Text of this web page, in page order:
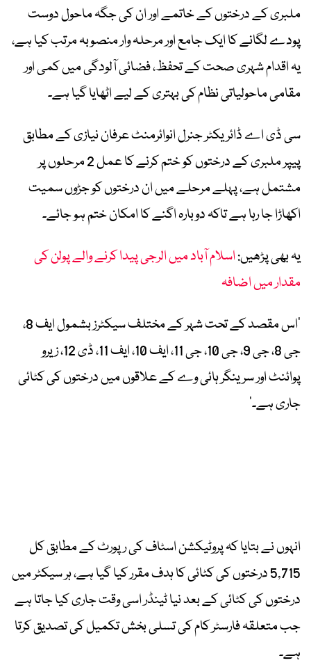
ملبری کے درختوں کے خاتمے اور ان کی جگہ ماحول دوست
پودے لگانے کا ایک جامع اور مرحلہ وار منصوبہ مرتب کیا ہے،
یہ اقدام شہری صحت کے تحفظ، فضائی آلودگی میں کمی اور
مقامی ماحولیاتی نظام کی بہتری کے لیے اٹھایا گیا ہے۔
سی ڈی اے ڈائریکٹر جنرل انوائرمنٹ عرفان نیازی کے مطابق
پیپر ملبری کے درختوں کو ختم کرنے کا عمل 2 مرحلوں پر
مشتمل ہے، پہلے مرحلے میں ان درختوں کو جڑوں سمیت
اکھاڑا جا رہا ہے تاکہ دوبارہ اگنے کا امکان ختم ہو جائے۔
یہ بھی پڑھیں:اسلام آباد میں الرجی پیدا کرنے والے پولن کی
مقدار میں اضافہ
’اس مقصد کے تحت شہر کے مختلف سیکٹرز بشمول ایف 8،
جی 8، جی 9، جی 10، جی 11، ایف 10، ایف 11، ڈی 12، زیرو
پوائنٹ اور سرینگر ہائی وے کے علاقوں میں درختوں کی کٹائی
جاری ہے۔‘
انہوں نے بتایا کہ پروٹیکشن اسٹاف کی رپورٹ کے مطابق کل
5,715 درختوں کی کٹائی کا ہدف مقرر کیا گیا ہے، ہر سیکٹر میں
درختوں کی کٹائی کے بعد نیا ٹینڈر اسی وقت جاری کیا جاتا ہے
جب متعلقہ فارسٹر کام کی تسلی بخش تکمیل کی تصدیق کرتا
ہے۔